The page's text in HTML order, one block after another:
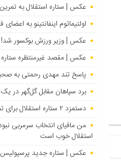
عکس | ستاره استقلال به
اولتیماتوم اینفانتینو به اعضای
عکس | وزیر ورزش بوکسور شد!
عکس | مقصد غیرمنتظره ستاره
پاسخ تند مهدی رحمتی به
برد سپاهان مقابل گل‌گهر در یک
دستمزد ۲ ستاره استقلال برای تمدید مشخص شد
من مافیای انتخاب سرمربی
استقلال خوب است
عکس | ستاره جدید پرسپولیس